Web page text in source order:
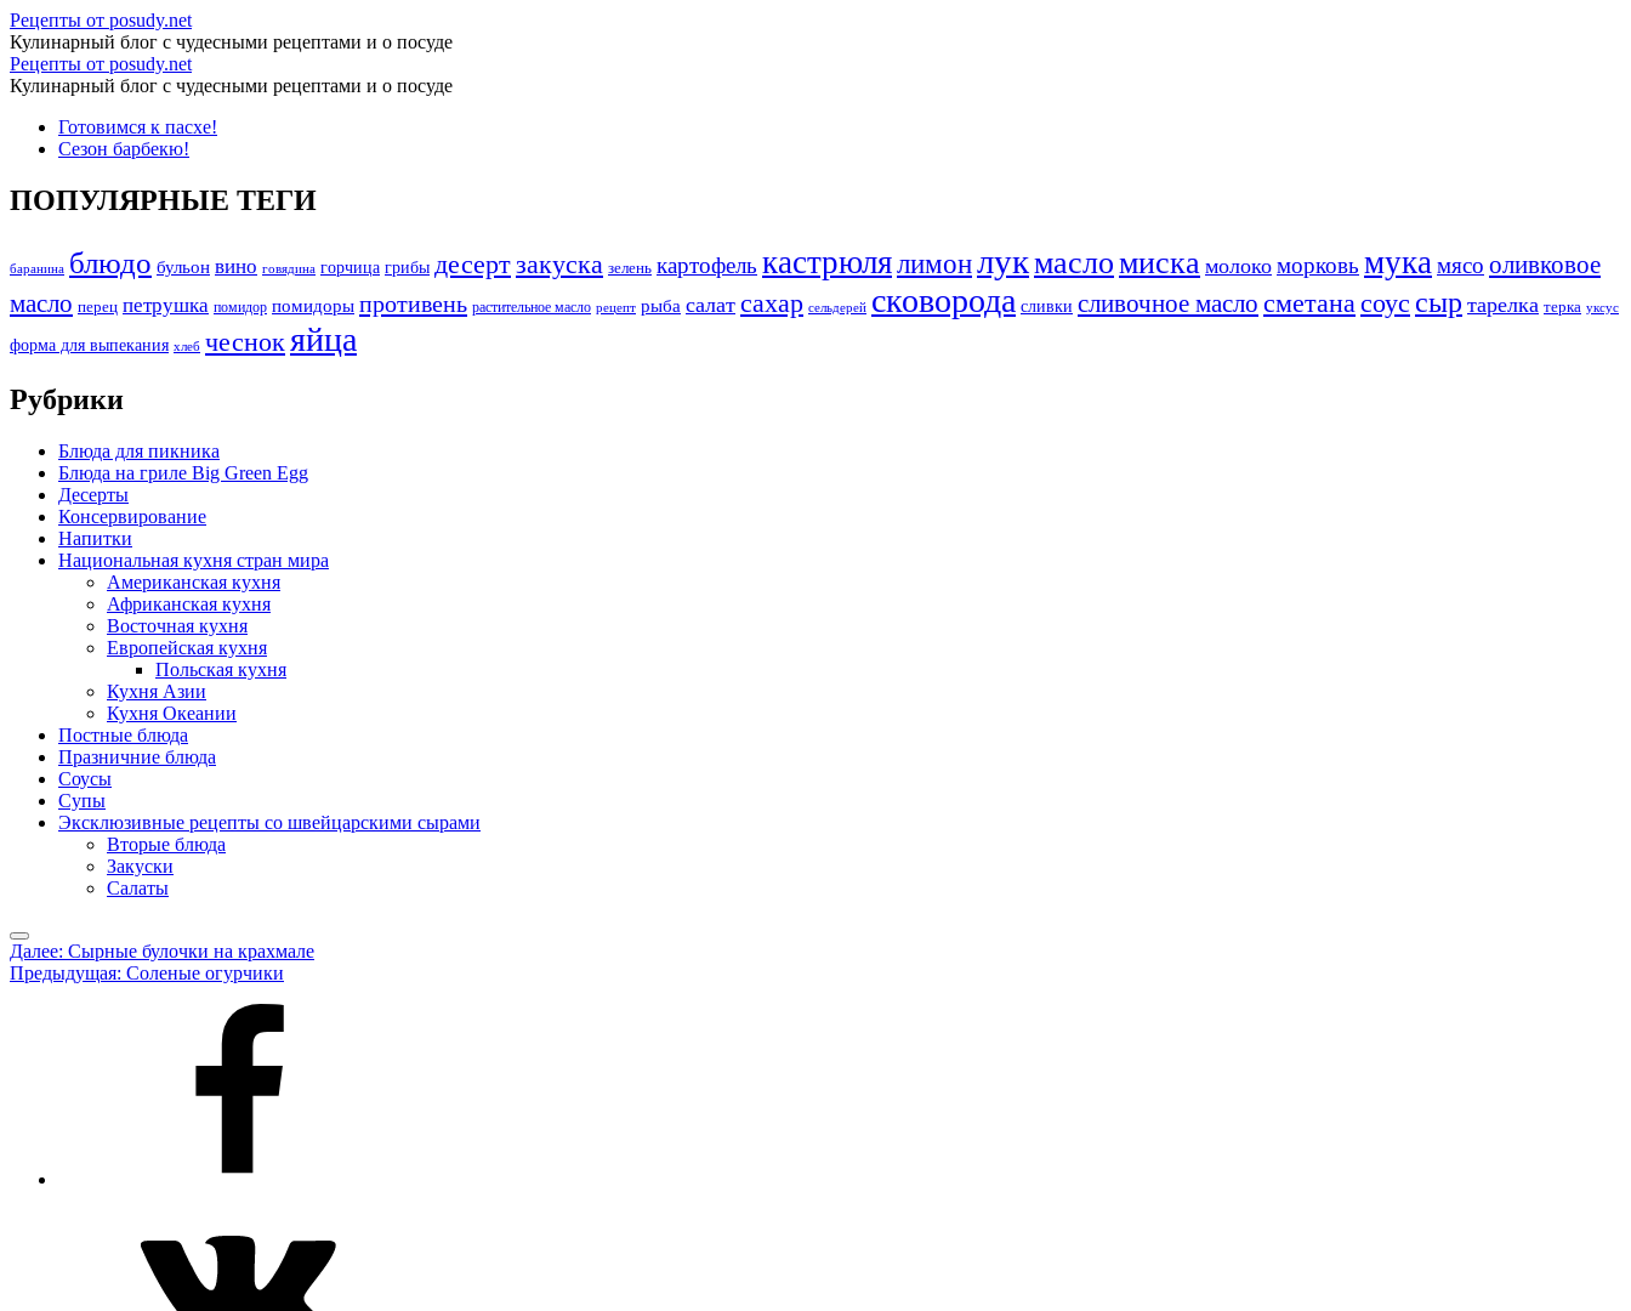
Грушевый
пирог
с
абрикосовым
джемом
и
миндальным
кремом
-
Рецепты
от
posudy.net
Рецепты от posudy.net
Кулинарный блог с чудесными рецептами и о посуде
Грушевый
пирог
абрикосовым
джемом
миндальным
кремом
Рецепты
от
Рецепты от posudy.net
Кулинарный блог с чудесными рецептами и о посуде
ПерейтиГотовимся к пасхе!
Сезон барбекю!
ПОПУЛЯРНЫЕ ТЕГИ
баранина блюдо бульон вино говядина горчица грибы десертзакуска зелень картофель кастрюлялимонлукмасломиска молоко морковь мука мясо оливковое
масло перец петрушка помидор помидоры противень растительное масло рецепт рыба салат сахар сельдерей сковорода сливки сливочное масло сметанасоус сыр тарелка терка уксус
форма для выпекания хлеб чеснок яйца
Рубрики
Блюда для пикника
Блюда на гриле Big Green Egg
Десерты
Консервирование
Напитки
Национальная кухня стран мира
Американская кухня
Африканская кухня
Восточная кухня
Европейская кухня
Польская кухня
Кухня Азии
Кухня Океании
Постные блюда
Празничние блюда
Соусы
Супы
Эксклюзивные рецепты со швейцарскими сырами
Вторые блюда
Закуски
Салаты
Меню
Навигация
по
Далее: Сырные булочки на крахмале
Предыдущая: Соленые огурчики